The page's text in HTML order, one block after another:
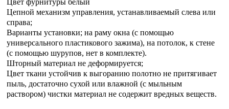
Цвет фурнитуры белый
Цепной механизм управления, устанавливаемый слева или
справа;
Варианты установки; на раму окна (с помощью
универсального пластикового зажима), на потолок, к стене
(с помощью шурупов, нет в комплекте).
Шторный материал не деформируется;
Цвет ткани устойчив к выгоранию полотно не притягивает
пыль, достаточно сухой или влажной (с мыльным
раствором) чистки материал не содержит вредных веществ.